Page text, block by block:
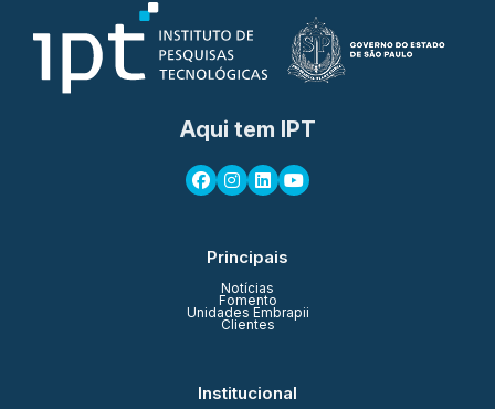
Aqui tem IPT
Principais
Notícias
Fomento
Unidades Embrapii
Clientes
Institucional